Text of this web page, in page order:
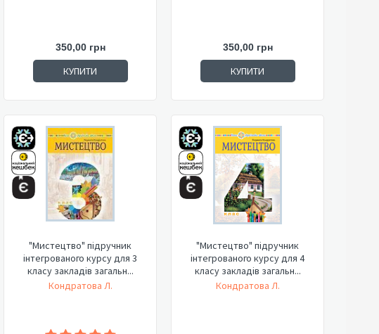
350,00 грн
КУПИТИ
350,00 грн
КУПИТИ
"Мистецтво" підручник
інтегрованого курсу для 3
класу закладів загальн...
Кондратова Л.
"Мистецтво" підручник
інтегрованого курсу для 4
класу закладів загальн...
Кондратова Л.